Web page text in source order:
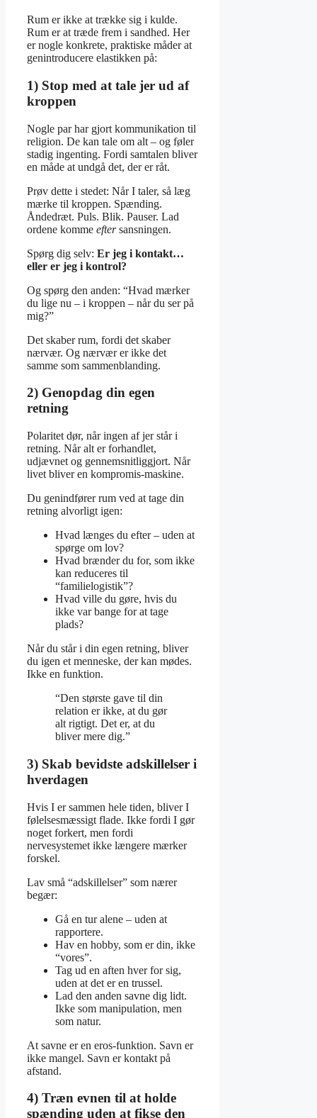
Rum er ikke at trække sig i kulde.
Rum er at træde frem i sandhed. Her
er nogle konkrete, praktiske måder at
genintroducere elastikken på:
1) Stop med at tale jer ud af
kroppen
Nogle par har gjort kommunikation til
religion. De kan tale om alt – og føler
stadig ingenting. Fordi samtalen bliver
en måde at undgå det, der er råt.
Prøv dette i stedet: Når I taler, så læg
mærke til kroppen. Spænding.
Åndedræt. Puls. Blik. Pauser. Lad
ordene komme eftersansningen.
Spørg dig selv: Er jeg i kontakt…
eller er jeg i kontrol?
Og spørg den anden: “Hvad mærker
du lige nu – i kroppen – når du ser på
mig?”
Det skaber rum, fordi det skaber
nærvær. Og nærvær er ikke det
samme som sammenblanding.
2) Genopdag din egen
retning
Polaritet dør, når ingen af jer står i
retning. Når alt er forhandlet,
udjævnet og gennemsnitliggjort. Når
livet bliver en kompromis-maskine.
Du genindfører rum ved at tage din
retning alvorligt igen:
Hvad længes du efter – uden at
spørge om lov?
Hvad brænder du for, som ikke
kan reduceres til
“familielogistik”?
Hvad ville du gøre, hvis du
ikke var bange for at tage
plads?
Når du står i din egen retning, bliver
du igen et menneske, der kan mødes.
Ikke en funktion.
“Den største gave til din
relation er ikke, at du gør
alt rigtigt. Det er, at du
bliver mere dig.”
3) Skab bevidste adskillelser i
hverdagen
Hvis I er sammen hele tiden, bliver I
følelsesmæssigt flade. Ikke fordi I gør
noget forkert, men fordi
nervesystemet ikke længere mærker
forskel.
Lav små “adskillelser” som nærer
begær:
Gå en tur alene – uden at
rapportere.
Hav en hobby, som er din, ikke
“vores”.
Tag ud en aften hver for sig,
uden at det er en trussel.
Lad den anden savne dig lidt.
Ikke som manipulation, men
som natur.
At savne er en eros-funktion. Savn er
ikke mangel. Savn er kontakt på
afstand.
4) Træn evnen til at holde
spænding uden at fikse den